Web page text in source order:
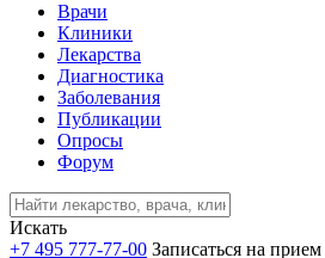
Врачи
Клиники
Лекарства
Диагностика
Заболевания
Публикации
Опросы
Форум
Искать
+7 495 777-77-00 Записаться на прием